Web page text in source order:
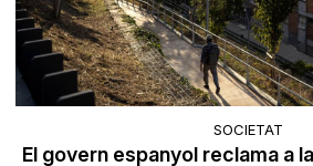
SOCIETAT
El govern espanyol reclama a